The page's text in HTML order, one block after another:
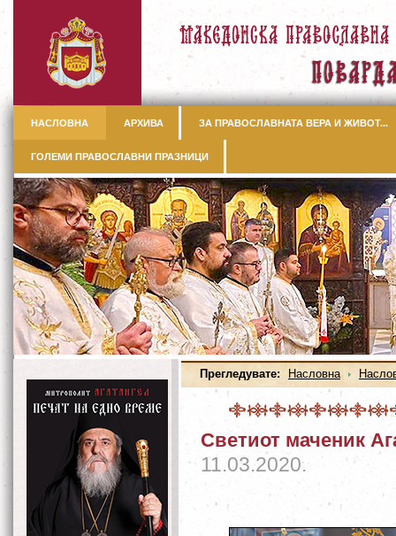
НАСЛОВНА АРХИВА ЗА ПРАВОСЛАВНАТА ВЕРА И ЖИВОТ...
ГОЛЕМИ ПРАВОСЛАВНИ ПРАЗНИЦИ
Прегледувате: Насловна
Светиот маченик
11.03.2020.